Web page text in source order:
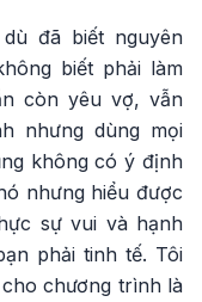
đã biết nguyên
biết phải làm
còn yêu vợ, vẫn
nhưng dùng mọi
không có ý định
nhưng hiểu được
sự vui và hạnh
phải tinh tế. Tôi
chương trình là